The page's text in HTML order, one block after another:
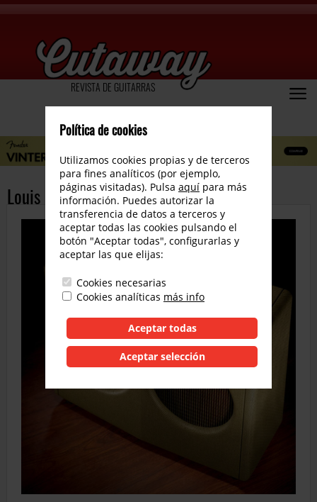
REVISTA DE GUITARRAS
Louis Electric Gattone
Política de cookies
Utilizamos cookies propias y de terceros
para fines analíticos (por ejemplo,
páginas visitadas). Pulsa aquí para más
información. Puedes autorizar la
transferencia de datos a terceros y
aceptar todas las cookies pulsando el
botón "Aceptar todas", configurarlas y
aceptar las que elijas:
Cookies necesarias
Cookies analíticas más info
Aceptar todas
Aceptar selección